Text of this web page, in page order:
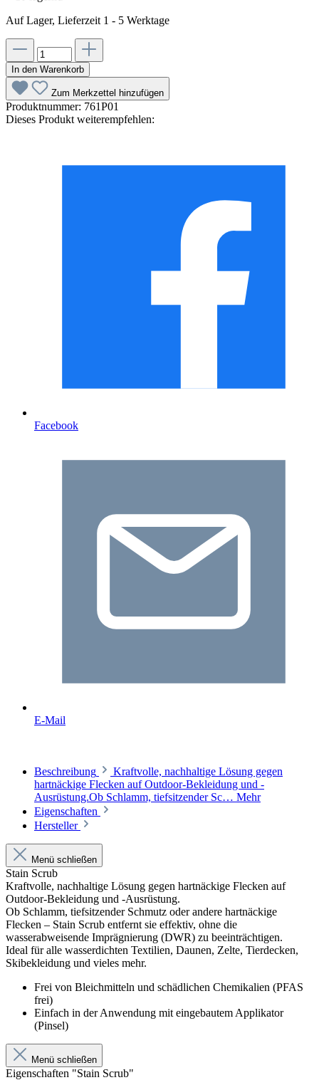
Auf Lager, Lieferzeit 1 - 5 Werktage
In den Warenkorb
Zum Merkzettel hinzufügen
Produktnummer: 761P01
Dieses Produkt weiterempfehlen:
Facebook
E-Mail
Beschreibung
Kraftvolle, nachhaltige Lösung gegen
hartnäckige Flecken auf Outdoor-Bekleidung und -
Ausrüstung.Ob Schlamm, tiefsitzender Sc… Mehr
Eigenschaften
Hersteller
Menü schließen
Stain Scrub
Kraftvolle, nachhaltige Lösung gegen hartnäckige Flecken auf
Outdoor-Bekleidung und -Ausrüstung.
Ob Schlamm, tiefsitzender Schmutz oder andere hartnäckige
Flecken – Stain Scrub entfernt sie effektiv, ohne die
wasserabweisende Imprägnierung (DWR) zu beeinträchtigen.
Ideal für alle wasserdichten Textilien, Daunen, Zelte, Tierdecken,
Skibekleidung und vieles mehr.
Frei von Bleichmitteln und schädlichen Chemikalien (PFAS
frei)
Einfach in der Anwendung mit eingebautem Applikator
(Pinsel)
Menü schließen
Eigenschaften "Stain Scrub"